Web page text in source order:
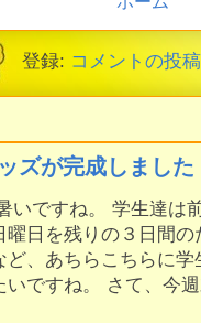
登録: コメントの投
ズが完成しました
いですね。 学生達は
曜日を残りの３日間
ど、あちらこちらに
いですね。 さて、今